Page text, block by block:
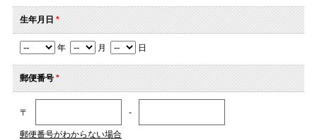
生年月日 *
年 月 日
郵便番号*
〒 -
郵便番号がわからない場合